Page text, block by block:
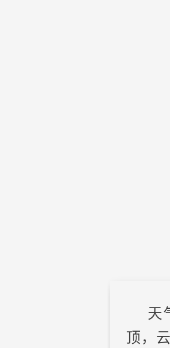
天
顶，